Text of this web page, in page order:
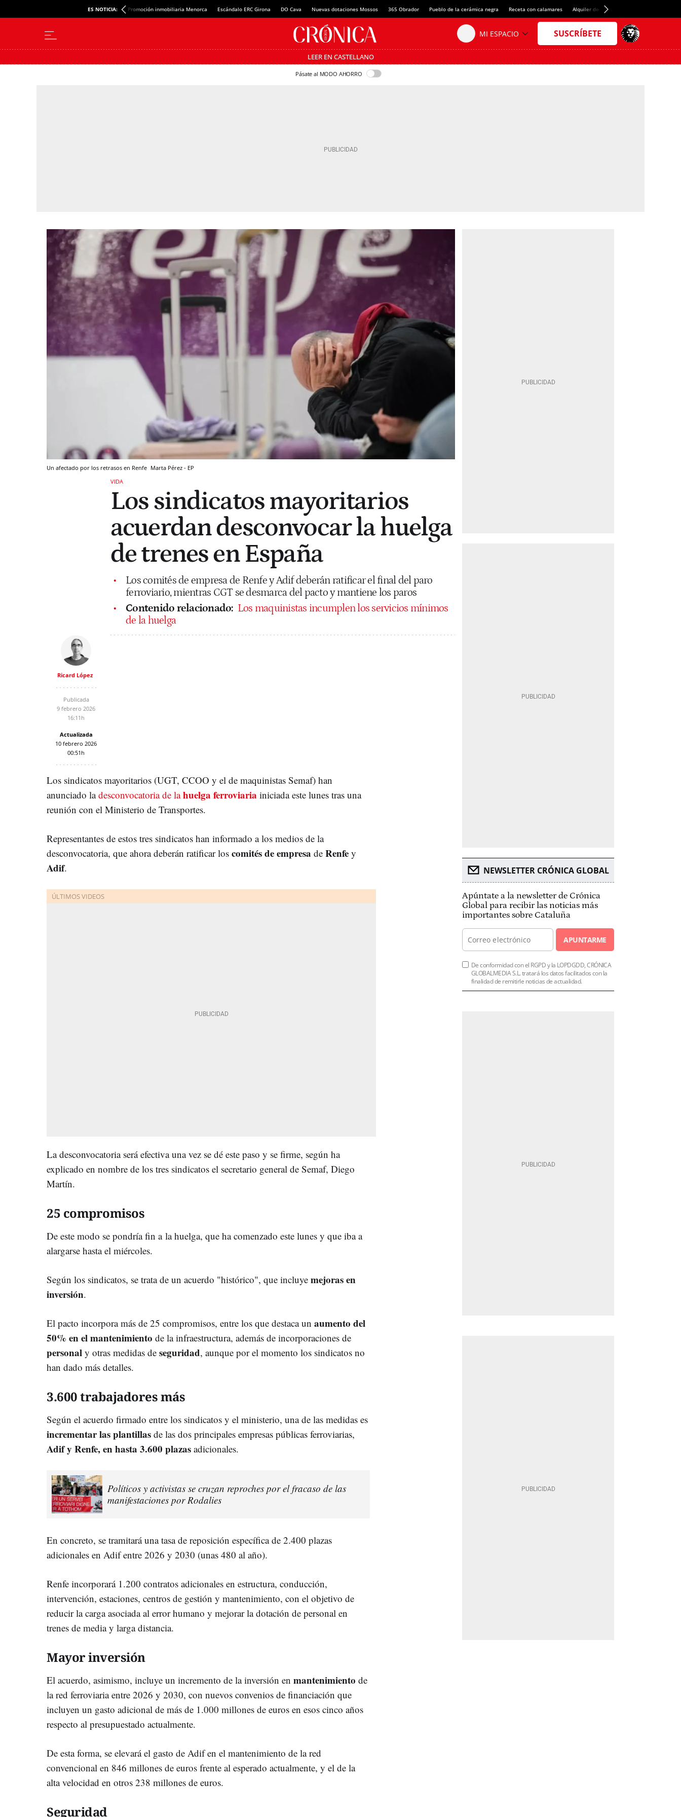
ES NOTICIA: Promoción inmobiliaria Menorca Escándalo ERC Girona DO Cava Nuevas dotaciones Mossos 365 Obrador Pueblo de la cerámica negra Receta con calamares Alquiler de habitaciones en España
LEER EN CASTELLANO
Pásate al MODO AHORRO
Un afectado por los retrasos en Renfe Marta Pérez - EP
VIDA
Los sindicatos mayoritarios
acuerdan desconvocar la huelga
de trenes en España
Los comités de empresa de Renfe y Adif deberán ratificar el final del paro
ferroviario, mientras CGT se desmarca del pacto y mantiene los paros
Contenido relacionado: Los maquinistas incumplen los servicios mínimos
de la huelga
Ricard López
Publicada
9 febrero 2026
16:11h
Actualizada
10 febrero 2026
00:51h
Los sindicatos mayoritarios (UGT, CCOO y el de maquinistas Semaf) han
anunciado ladesconvocatoria de lahuelga ferroviaria iniciada este lunes tras una
reunión con el Ministerio de Transportes.
Representantes de estos tres sindicatos han informado a los medios de la
desconvocatoria, que ahora deberán ratificar los comités de empresa de Renfe y
Adif.
La desconvocatoria será efectiva una vez se dé este paso y se firme, según ha
explicado en nombre de los tres sindicatos el secretario general de Semaf, Diego
Martín.
25 compromisos
De este modo se pondría fin a la huelga, que ha comenzado este lunes y que iba a
alargarse hasta el miércoles.
Según los sindicatos, se trata de un acuerdo "histórico", que incluye mejoras en
inversión.
El pacto incorpora más de 25 compromisos, entre los que destaca un aumento del
50% en el mantenimiento de la infraestructura, además de incorporaciones de
personal y otras medidas de seguridad, aunque por el momento los sindicatos no
han dado más detalles.
3.600 trabajadores más
Según el acuerdo firmado entre los sindicatos y el ministerio, una de las medidas es
incrementar las plantillas de las dos principales empresas públicas ferroviarias,
Adif y Renfe, en hasta 3.600 plazas adicionales.
Políticos y activistas se cruzan reproches por el fracaso de las
manifestaciones por Rodalies
En concreto, se tramitará una tasa de reposición específica de 2.400 plazas
adicionales en Adif entre 2026 y 2030 (unas 480 al año).
Renfe incorporará 1.200 contratos adicionales en estructura, conducción,
intervención, estaciones, centros de gestión y mantenimiento, con el objetivo de
reducir la carga asociada al error humano y mejorar la dotación de personal en
trenes de media y larga distancia.
Mayor inversión
El acuerdo, asimismo, incluye un incremento de la inversión en mantenimiento de
la red ferroviaria entre 2026 y 2030, con nuevos convenios de financiación que
incluyen un gasto adicional de más de 1.000 millones de euros en esos cinco años
respecto al presupuestado actualmente.
De esta forma, se elevará el gasto de Adif en el mantenimiento de la red
convencional en 846 millones de euros frente al esperado actualmente, y el de la
alta velocidad en otros 238 millones de euros.
Seguridad
NEWSLETTER CRÓNICA GLOBAL
Apúntate a la newsletter de Crónica
Global para recibir las noticias más
importantes sobre Cataluña
APUNTARME
De conformidad con el RGPD y la LOPDGDD, CRÓNICA
GLOBALMEDIA S.L. tratará los datos facilitados con la
finalidad de remitirle noticias de actualidad.